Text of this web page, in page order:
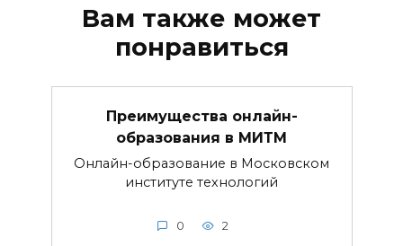
Вам также может
понравиться
Преимущества онлайн-
образования в МИТМ
Онлайн-образование в Московском
институте технологий
0 2